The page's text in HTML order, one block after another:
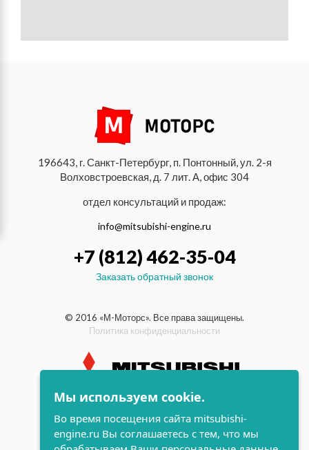
196643, г. Санкт-Петербург, п. Понтонный, ул. 2-я
Волховстроевская, д. 7 лит. А, офис 304
отдел консультаций и продаж:
info@mitsubishi-engine.ru
+7 (812) 462-35-04
Заказать обратный звонок
© 2016 «М-Моторс». Все права защищены.
Политика конфиденциальности
индустриальные и морские
дизельные двигатели Mitsubishi
Мы используем cookie.
Во время посещения сайта mitsubishi-
engine.ru Вы соглашаетесь с тем, что мы